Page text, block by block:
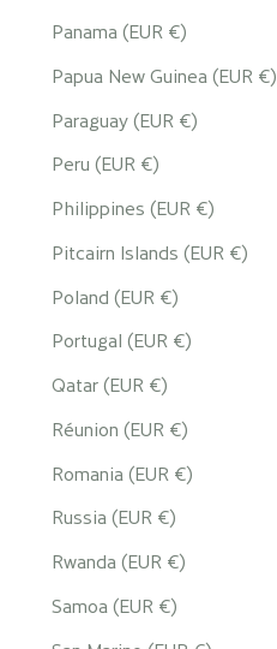
Panama (EUR €)
Papua New Guinea (EUR €)
Paraguay (EUR €)
Peru (EUR €)
Philippines (EUR €)
Pitcairn Islands (EUR €)
Poland (EUR €)
Portugal (EUR €)
Qatar (EUR €)
Réunion (EUR €)
Romania (EUR €)
Russia (EUR €)
Rwanda (EUR €)
Samoa (EUR €)